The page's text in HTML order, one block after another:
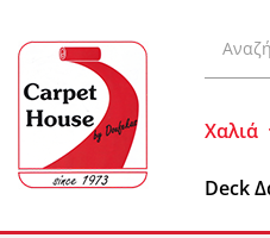
περιεχόμενο
για:
Χαλιά
Deck